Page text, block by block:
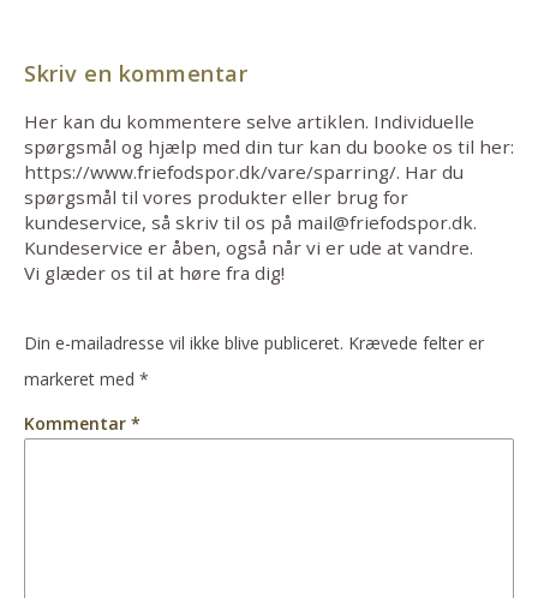
Skriv en kommentar
Her kan du kommentere selve artiklen. Individuelle
spørgsmål og hjælp med din tur kan du booke os til her:
https://www.friefodspor.dk/vare/sparring/. Har du
spørgsmål til vores produkter eller brug for
kundeservice, så skriv til os på mail@friefodspor.dk.
Kundeservice er åben, også når vi er ude at vandre.
Vi glæder os til at høre fra dig!
Din e-mailadresse vil ikke blive publiceret. Krævede felter er
markeret med *
Kommentar *